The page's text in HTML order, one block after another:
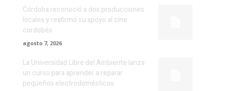
Córdoba reconoció a dos producciones
locales y reafirmó su apoyo al cine
cordobés
agosto 7, 2026
La Universidad Libre del Ambiente lanza
un curso para aprender a reparar
pequeños electrodomésticos